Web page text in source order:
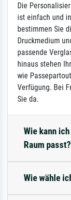
Die
ist einfach und
bestimmen Sie
Druckmedium
passende
hinaus stehen
wie
Verfügung. Bei
Sie da.
Wie kann
Raum passt?
Wie wähle